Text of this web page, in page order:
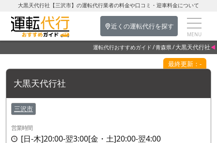
大黒天代行社【三沢市】の運転代行業者の料金や口コミ・迎車料金について
近くの運転代行を探す
運転代行おすすめガイド 青森県 大黒天代行社
最終更新：-
大黒天代行社
三沢市
営業時間
[日-木]20:00-翌3:00[金・土]20:00-翌4:00